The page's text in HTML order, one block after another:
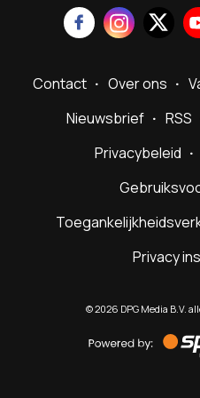
Contact Over ons
Nieuwsbrief
RSS
Privacybeleid
Privacy
©2026 DPG Media B.V.